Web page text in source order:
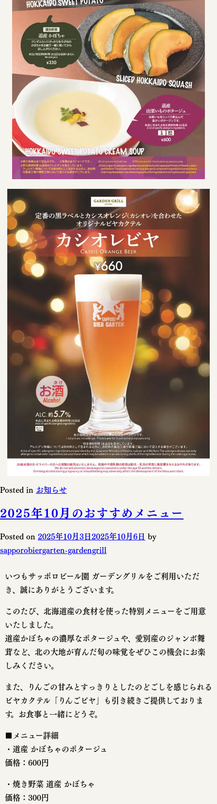
Posted in お知らせ
2025年10月のおすすめメニュー
Posted on 2025年10月3日2025年10月6日 by
sapporobiergarten-gardengrill
いつもサッポロビール園 ガーデングリルをご利用いただ
き、誠にありがとうございます。
このたび、北海道産の食材を使った特別メニューをご用意
いたしました。
道産かぼちゃの濃厚なポタージュや、愛別産のジャンボ舞
茸など、北の大地が育んだ旬の味覚をぜひこの機会にお楽
しみください。
また、りんごの甘みとすっきりとしたのどごしを感じられる
ビヤカクテル「りんごビヤ」も引き続きご提供しておりま
す。お食事と一緒にどうぞ。
■メニュー詳細
・道産 かぼちゃのポタージュ
価格：600円
・焼き野菜 道産 かぼちゃ
価格：300円